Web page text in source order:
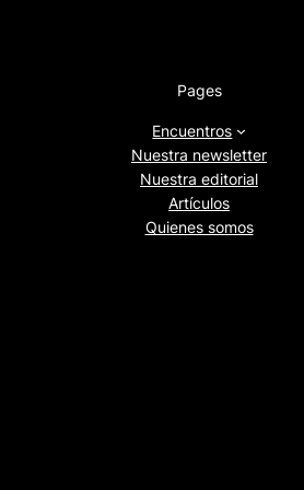
Pages
Encuentros
Nuestra newsletter
Nuestra editorial
Artículos
Quienes somos